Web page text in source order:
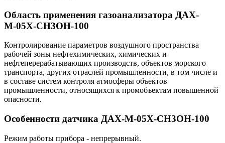
Область применения газоанализатора ДАХ-
М-05Х-CH3OH-100
Контролирование параметров воздушного пространства
рабочей зоны нефтехимических, химических и
нефтеперерабатывающих производств, объектов морского
транспорта, других отраслей промышленности, в том числе и
в составе систем контроля атмосферы объектов
промышленности, относящихся к промобъектам повышенной
опасности.
Особенности датчика ДАХ-М-05Х-CH3OH-100
Режим работы прибора - непрерывный.